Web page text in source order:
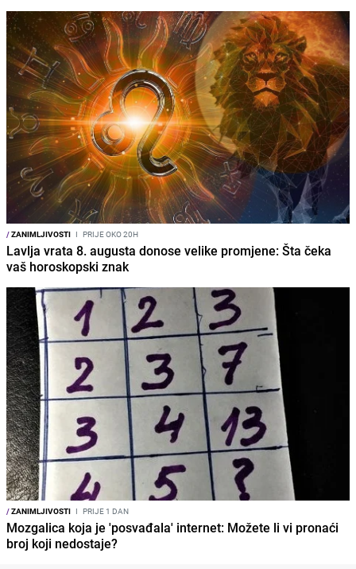
/ZANIMLJIVOSTI I PRIJE OKO 20H
Lavlja vrata 8. augusta donose velike promjene: Šta čeka
vaš horoskopski znak
/ZANIMLJIVOSTI I PRIJE 1 DAN
Mozgalica koja je 'posvađala' internet: Možete li vi pronaći
broj koji nedostaje?